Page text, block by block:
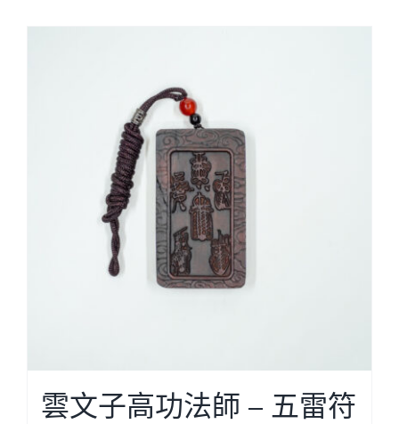
活動代言
浩瀚天龍蓮會
雲文子高功法師 – 五雷符